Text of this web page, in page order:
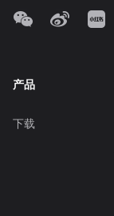
产品
下载